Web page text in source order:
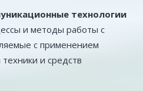
технологии
и методы работы с
с применением
и средств